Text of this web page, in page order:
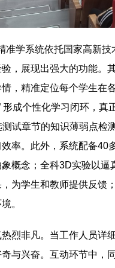
准学系统依托国家高新
，展现出强大的功能。
，精准定位每个学生在
形成个性化学习闭环，真
试章节的知识薄弱点检
率。此外，系统配备40
概念；全科3D实验以逼
为学生和教师提供反馈
。
烈非凡。当工作人员详
与兴奋。互动环节中，